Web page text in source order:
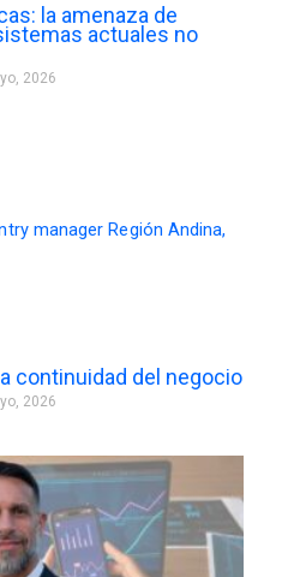
la amenaza de
actuales no
2026
continuidad del negocio
2026